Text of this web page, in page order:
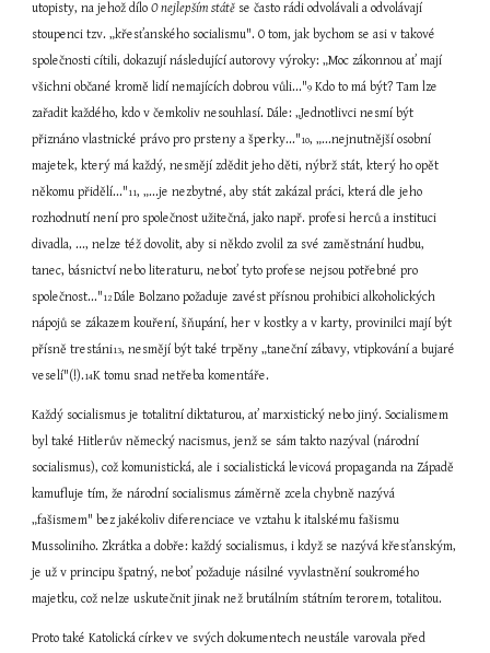
utopisty, na jehož dílo O nejlepším státě se často rádi odvolávali a odvolávají
stoupenci tzv. „křesťanského socialismu". O tom, jak bychom se asi v takové
společnosti cítili, dokazují následující autorovy výroky: „Moc zákonnou ať mají
všichni občané kromě lidí nemajících dobrou vůli..."9 Kdo to má být? Tam lze
zařadit každého, kdo v čemkoliv nesouhlasí. Dále: „Jednotlivci nesmí být
přiznáno vlastnické právo pro prsteny a šperky..."10, „...nejnutnější osobní
majetek, který má každý, nesmějí zdědit jeho děti, nýbrž stát, který ho opět
někomu přidělí..."11, „...je nezbytné, aby stát zakázal práci, která dle jeho
rozhodnutí není pro společnost užitečná, jako např. profesi herců a instituci
divadla, ..., nelze též dovolit, aby si někdo zvolil za své zaměstnání hudbu,
tanec, básnictví nebo literaturu, neboť tyto profese nejsou potřebné pro
společnost..."12 Dále Bolzano požaduje zavést přísnou prohibici alkoholických
nápojů se zákazem kouření, šňupání, her v kostky a v karty, provinilci mají být
přísně trestáni13, nesmějí být také trpěny „taneční zábavy, vtipkování a bujaré
veselí"(!).14K tomu snad netřeba komentáře.
Každý socialismus je totalitní diktaturou, ať marxistický nebo jiný. Socialismem
byl také Hitlerův německý nacismus, jenž se sám takto nazýval (národní
socialismus), což komunistická, ale i socialistická levicová propaganda na Západě
kamufluje tím, že národní socialismus záměrně zcela chybně nazývá
„fašismem" bez jakékoliv diferenciace ve vztahu k italskému fašismu
Mussoliniho. Zkrátka a dobře: každý socialismus, i když se nazývá křesťanským,
je už v principu špatný, neboť požaduje násilné vyvlastnění soukromého
majetku, což nelze uskutečnit jinak než brutálním státním terorem, totalitou.
Proto také Katolická církev ve svých dokumentech neustále varovala před